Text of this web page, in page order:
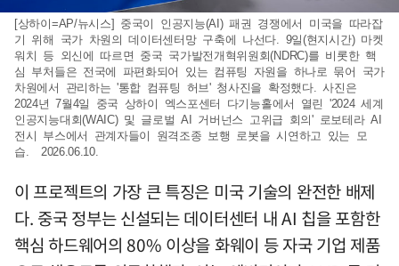
[상하이=AP/뉴시스] 중국이 인공지능(AI) 패권 경쟁에서 미국을 따라잡
기 위해 국가 차원의 데이터센터망 구축에 나선다. 9일(현지시간) 마켓
워치 등 외신에 따르면 중국 국가발전개혁위원회(NDRC)를 비롯한 핵
심 부처들은 전국에 파편화되어 있는 컴퓨팅 자원을 하나로 묶어 국가
차원에서 관리하는 '통합 컴퓨팅 허브' 청사진을 확정했다. 사진은
2024년 7월4일 중국 상하이 엑스포센터 다기능홀에서 열린 '2024 세계
인공지능대회(WAIC) 및 글로벌 AI 거버넌스 고위급 회의' 로보테라 AI
전시 부스에서 관계자들이 원격조종 보행 로봇을 시연하고 있는 모
습. 2026.06.10.
이 프로젝트의 가장 큰 특징은 미국 기술의 완전한 배제
다. 중국 정부는 신설되는 데이터센터 내 AI 칩을 포함한
핵심 하드웨어의 80% 이상을 화웨이 등 자국 기업 제품